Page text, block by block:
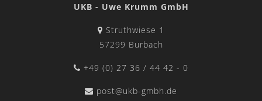
UKB - Uwe Krumm GmbH
Struthwiese 1
57299 Burbach
+49 (0) 27 36 / 44 42 - 0
post@ukb-gmbh.de